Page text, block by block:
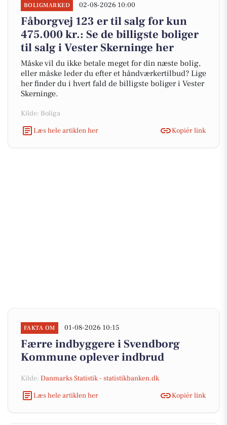
BOLIGMARKED 02-08-2026 10:00
Fåborgvej 123 er til salg for kun
475.000 kr.: Se de billigste boliger
til salg i Vester Skerninge her
Måske vil du ikke betale meget for din næste bolig,
eller måske leder du efter et håndværkertilbud? Lige
her finder du i hvert fald de billigste boliger i Vester
Skerninge.
Kilde: Boliga
Læs hele artiklen her
Kopiér link
FAKTA OM 01-08-2026 10:15
Færre indbyggere i Svendborg
Kommune oplever indbrud
Kilde: Danmarks Statistik - statistikbanken.dk
Læs hele artiklen her
Kopiér link